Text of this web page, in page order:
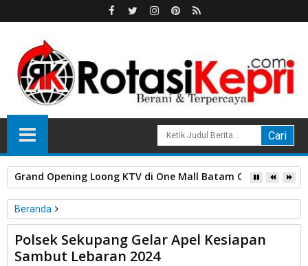
Grand Opening Loong KTV di One Mall Batam Center,
Beranda
Unlabelled
Polsek Sekupang Gelar Apel Kesiapan Sambut Lebaran 2024
Polsek Sekupang Gelar Apel Kesiapan
Sambut Lebaran 2024